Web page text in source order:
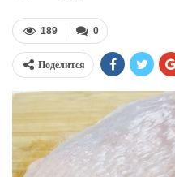
0
189
Поделится